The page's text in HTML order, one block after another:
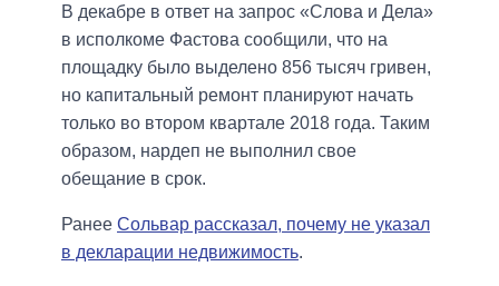
В декабре в ответ на запрос «Слова и Дела»
в исполкоме Фастова сообщили, что на
площадку было выделено 856 тысяч гривен,
но капитальный ремонт планируют начать
только во втором квартале 2018 года. Таким
образом, нардеп не выполнил свое
обещание в срок.
Ранее Сольвар рассказал, почему не указал
в декларации недвижимость.